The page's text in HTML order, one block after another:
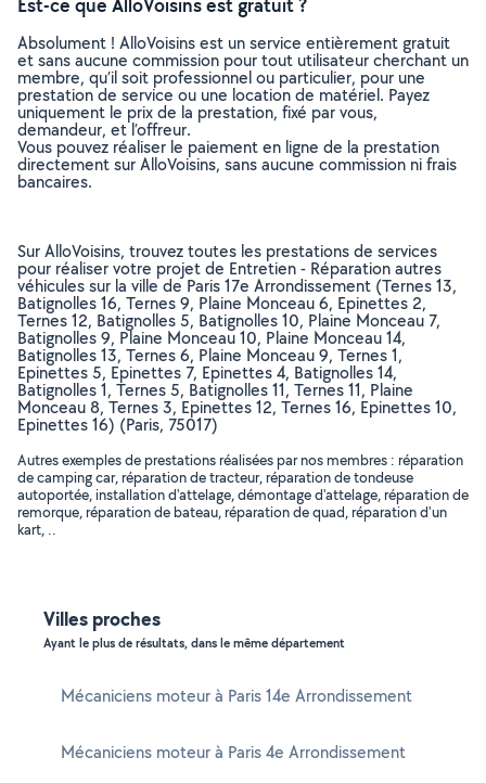
Absolument ! AlloVoisins est un service entièrement gratuit
et sans aucune commission pour tout utilisateur cherchant un
membre, qu’il soit professionnel ou particulier, pour une
prestation de service ou une location de matériel. Payez
uniquement le prix de la prestation, fixé par vous,
demandeur, et l’offreur.
Vous pouvez réaliser le paiement en ligne de la prestation
directement sur AlloVoisins, sans aucune commission ni frais
bancaires.
Sur AlloVoisins, trouvez toutes les prestations de services
pour réaliser votre projet de Entretien - Réparation autres
véhicules sur la ville de Paris 17e Arrondissement (Ternes 13,
Batignolles 16, Ternes 9, Plaine Monceau 6, Epinettes 2,
Ternes 12, Batignolles 5, Batignolles 10, Plaine Monceau 7,
Batignolles 9, Plaine Monceau 10, Plaine Monceau 14,
Batignolles 13, Ternes 6, Plaine Monceau 9, Ternes 1,
Epinettes 5, Epinettes 7, Epinettes 4, Batignolles 14,
Batignolles 1, Ternes 5, Batignolles 11, Ternes 11, Plaine
Monceau 8, Ternes 3, Epinettes 12, Ternes 16, Epinettes 10,
Epinettes 16) (Paris, 75017)
Autres exemples de prestations réalisées par nos membres : réparation
de camping car, réparation de tracteur, réparation de tondeuse
autoportée, installation d'attelage, démontage d'attelage, réparation de
remorque, réparation de bateau, réparation de quad, réparation d'un
kart, ..
Villes proches
Ayant le plus de résultats, dans le même département
Mécaniciens moteur à Paris 14e Arrondissement
Mécaniciens moteur à Paris 4e Arrondissement